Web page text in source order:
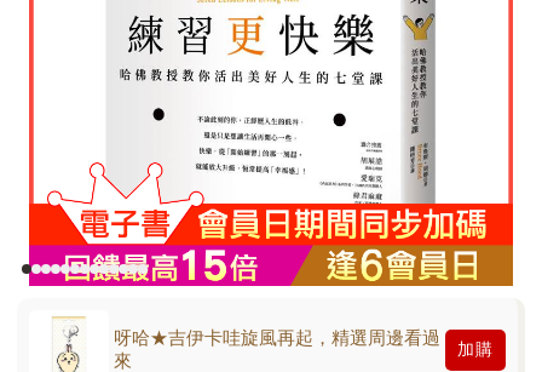
呀哈★吉伊卡哇旋風再起，精選周邊看過
來
加購